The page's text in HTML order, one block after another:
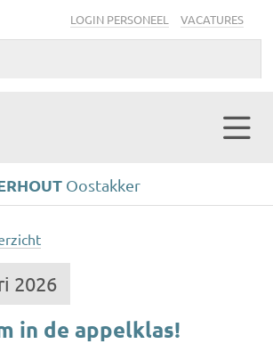
LOGIN PERSONEEL VACATURES
Oostakker
2026
in de appelklas!